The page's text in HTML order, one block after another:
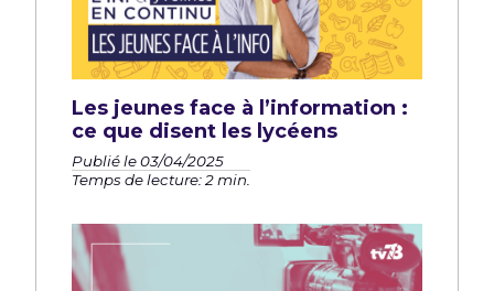
Les jeunes face à l’information :
ce que disent les lycéens
Publié le 03/04/2025
Temps de lecture: 2 min.